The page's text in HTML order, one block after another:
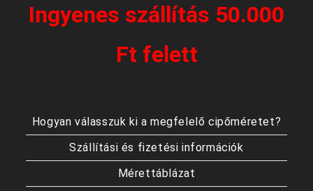
Ingyenes szállítás 50.000
Ft felett
Hogyan válasszuk ki a megfelelő cipőméretet?
Szállítási és fizetési információk
Mérettáblázat